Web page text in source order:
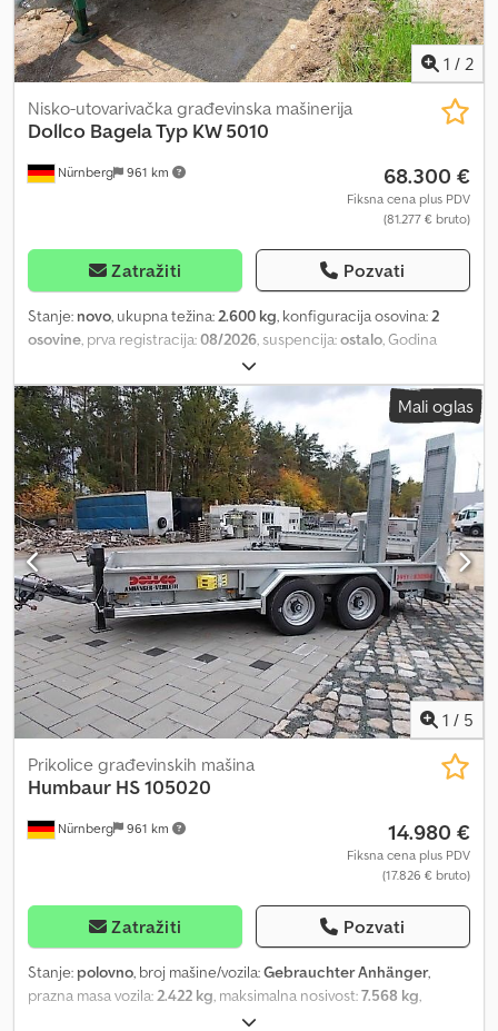
1 / 2
Nürnberg 961 km
Nisko-utovarivačka građevinska mašinerija
Dollco Bagela Typ KW 5010
68.300 €
Fiksna cena plus PDV
(81.277 € bruto)
Zatražiti Pozvati
Stanje: novo, ukupna težina:2.600 kg, konfiguracija osovina:2
osovine, prva registracija:08/2026, suspencija:ostalo, Godina
vučna spojnica prikolice
vitla za izvlačenje kablova tip KW 5010 Godina proizvodnje 2026
TÜV / UVV novo 0 radnih sati Tandem osovina sa kočenjem Visinski
podesiva vučna ruda sa kuglastom spojnicom i DIN vučnom
kukom Metalno kućište, saobraćajno crvena RAL3020 Kohler dizel
motor sa 4 cilindra Codpfx Apokf Ic Ujmeha Snimajući uređaj PC
410 Stop kabl 5 m Maksimalna vučna snaga 5 tona Čelično uže
1000 metara / 12 mm debljine
Mali oglas
1 / 5
Nürnberg 961 km
Prikolice građevinskih mašina
Humbaur HS 105020
14.980 €
Fiksna cena plus PDV
(17.826 € bruto)
Zatražiti Pozvati
Stanje: polovno, broj mašine/vozila:Gebrauchter Anhänger,
prazna masa vozila: 2.422 kg , maksimalna nosivost:7.568 kg
, konfiguracija osovina: